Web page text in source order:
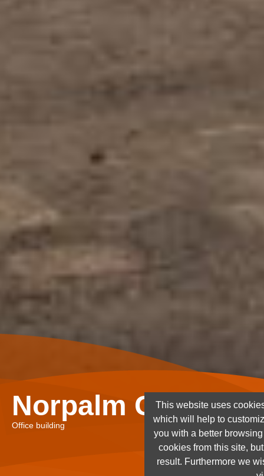
Norpalm Ghana
Office building
This website uses
which will help to
you with a better
cookies from this site,
result. Furthermore we